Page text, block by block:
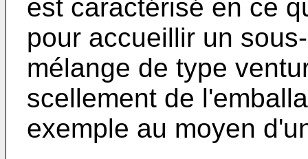
est caractérisé en ce
pour accueillir un
mélange de type
scellement de
exemple au moyen